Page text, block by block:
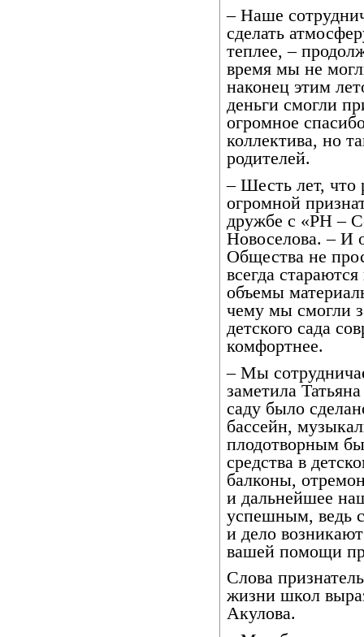
– Наше
сделать
теплее, –
время мы не
наконец этим
деньги смогли
огромное
коллектива, но
родителей.
– Шесть лет, что
огромной
дружбе с «РН –
Новоселова. – И
Общества не
всегда
объемы
чему мы смогли
детского сада
комфортнее.
– Мы
заметила
саду было
бассейн,
плодотворным
средства в
балконы,
и дальнейшее
успешным, ведь
и дело
вашей помощи
Слова
жизни школ
Акулова.